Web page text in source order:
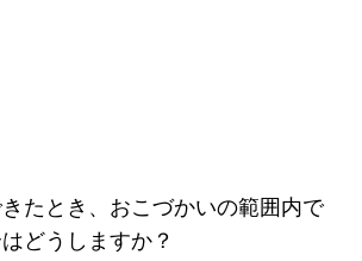
たとき、おこづかいの範囲内で
どうしますか？